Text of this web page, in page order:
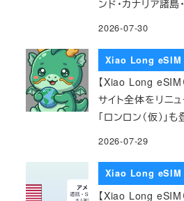
ンド・カナリア諸島
2026-07-30
Xiao Long eSIM
【Xiao Long eSIM
サイト全体をリニ
「ロンロン（仮）」
2026-07-29
Xiao Long eSIM
【Xiao Long eSIM